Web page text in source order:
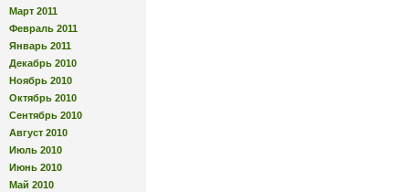
Март 2011
Февраль 2011
Январь 2011
Декабрь 2010
Ноябрь 2010
Октябрь 2010
Сентябрь 2010
Август 2010
Июль 2010
Июнь 2010
Май 2010